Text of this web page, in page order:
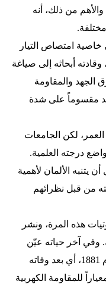
من ذلك، أنه
امتصاص التيار
أبحاثه إلى صياغة
الجهد والمقاومة
مقسوماً على شدة
العمر، لكن الجامعات
درجته العلمية.
يتنبه الألمان لأهمية
من قبل نظرائهم
هذه المرة، ونشر
وفي آخر حياته عيّن
أخيراً أستاذاً في جامعة ميونيخ. وفي عام 1881، أي بعد وفاته
للمقاومة الكهربية